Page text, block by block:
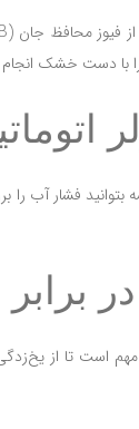
دست خشک انجام
فشار آب را
است تا از